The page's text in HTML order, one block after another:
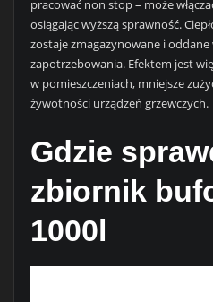
pracować non stop – może
osiągając wyższą sprawność.
zostaje zmagazynowane i
zapotrzebowania. Efektem jest
w pomieszczeniach, mniejsze
żywotności urządzeń grzewczych.
Gdzie
zbiornik
1000l